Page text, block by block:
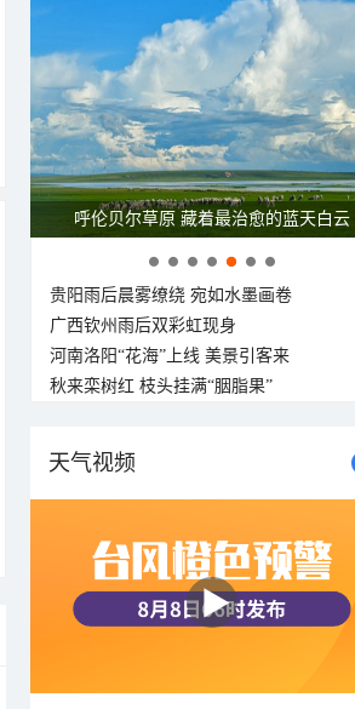
呼伦贝尔草原 藏着最治愈的蓝天白云
贵阳雨后晨雾缭绕 宛如水墨画卷
广西钦州雨后双彩虹现身
河南洛阳“花海”上线 美景引客来
秋来栾树红 枝头挂满“胭脂果”
天气视频